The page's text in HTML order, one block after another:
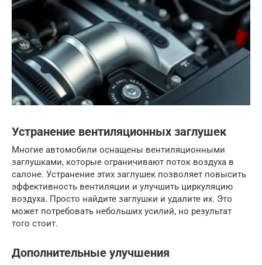
Устранение вентиляционных заглушек
Многие автомобили оснащены вентиляционными
заглушками, которые ограничивают поток воздуха в
салоне. Устранение этих заглушек позволяет повысить
эффективность вентиляции и улучшить циркуляцию
воздуха. Просто найдите заглушки и удалите их. Это
может потребовать небольших усилий, но результат
того стоит.
Дополнительные улучшения